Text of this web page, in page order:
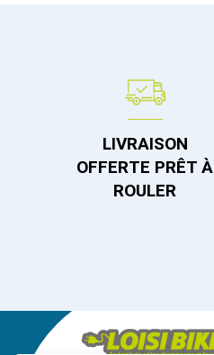
LIVRAISON
OFFERTE PRÊT À
ROULER